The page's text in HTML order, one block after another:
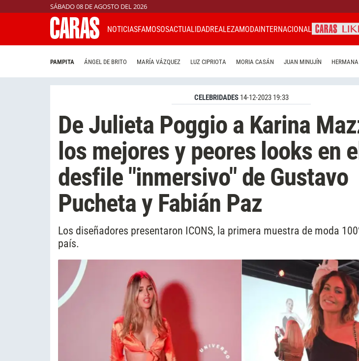
SÁBADO 08 DE AGOSTO DEL 2026
NOTICIASFAMOSOSACTUALIDADREALEZAMODAINTERNACIONAL
PAMPITA ÁNGEL DE BRITO MARÍA VÁZQUEZ LUZ CIPRIOTA MORIA CASÁN JUAN MINUJÍN
CELEBRIDADES 14-12-2023 19:33
De Julieta Poggio a Karina
los mejores y peores looks en
desfile "inmersivo" de Gustavo
Pucheta y Fabián Paz
Los diseñadores presentaron ICONS, la primera muestra de moda
país.